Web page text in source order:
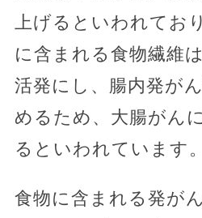
上げるといわれてお
に含まれる食物繊維
活発にし、腸内発が
めるため、大腸がん
るといわれています。
食物に含まれる発が